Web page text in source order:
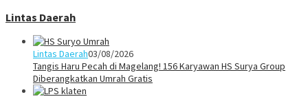
Lintas Daerah
Lintas Daerah03/08/2026
Tangis Haru Pecah di Magelang! 156 Karyawan HS Surya Group
Diberangkatkan Umrah Gratis